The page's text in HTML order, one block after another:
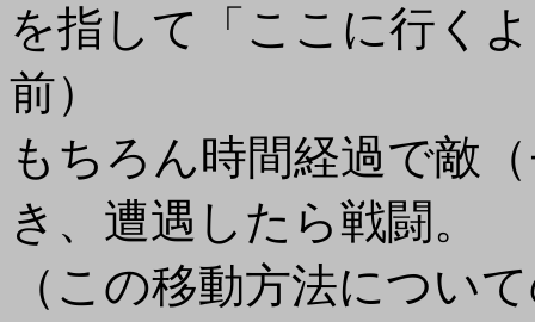
を指して「ここに行く
前）
もちろん時間経過で敵
き、遭遇したら戦闘。
（この移動方法につい